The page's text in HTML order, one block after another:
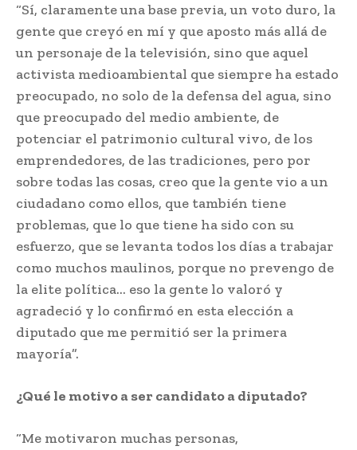
“Sí, claramente una base previa, un voto duro, la
gente que creyó en mí y que aposto más allá de
un personaje de la televisión, sino que aquel
activista medioambiental que siempre ha estado
preocupado, no solo de la defensa del agua, sino
que preocupado del medio ambiente, de
potenciar el patrimonio cultural vivo, de los
emprendedores, de las tradiciones, pero por
sobre todas las cosas, creo que la gente vio a un
ciudadano como ellos, que también tiene
problemas, que lo que tiene ha sido con su
esfuerzo, que se levanta todos los días a trabajar
como muchos maulinos, porque no prevengo de
la elite política… eso la gente lo valoró y
agradeció y lo confirmó en esta elección a
diputado que me permitió ser la primera
mayoría”.
¿Qué le motivo a ser candidato a diputado?
“Me motivaron muchas personas,